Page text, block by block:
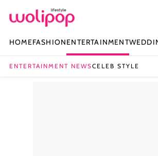
HOMEFASHIONENTERTAINMENT
ENTERTAINMENT NEWSCELEB STYLE